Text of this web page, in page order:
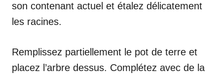
son contenant actuel et étalez délicatement
les racines.
Remplissez partiellement le pot de terre et
placez l’arbre dessus. Complétez avec de la